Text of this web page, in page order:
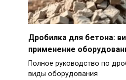
Дробилка для бетона:
применение
Полное руководство по
виды оборудования